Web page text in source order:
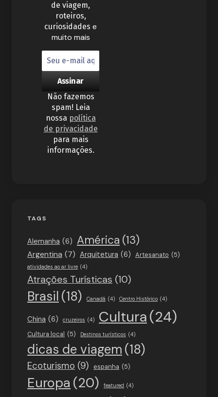
de viagem,
roteiros,
curiosidades e
muito mais
Não fazemos
spam! Leia
nossa política
de privacidade
para mais
informações.
TAGS
Alemanha (6) América (13)
Argentina (7) Arquitetura (6) Artesanato (5)
atividades ao ar livre (4)
Atrações Turísticas (10)
Brasil (18) Canadá (4) Centro Histórico (4)
China (6) cruzeiros (4) Cultura(24)
Cultura local (5) Destinos turísticos (4)
dicas de viagem (18)
Ecoturismo (9) espanha (5)
Europa (20) featured (4)